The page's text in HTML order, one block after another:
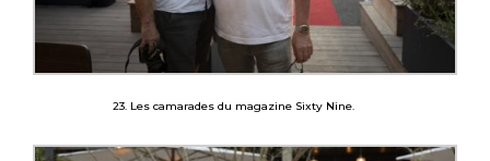
23. Les camarades du magazine Sixty Nine.